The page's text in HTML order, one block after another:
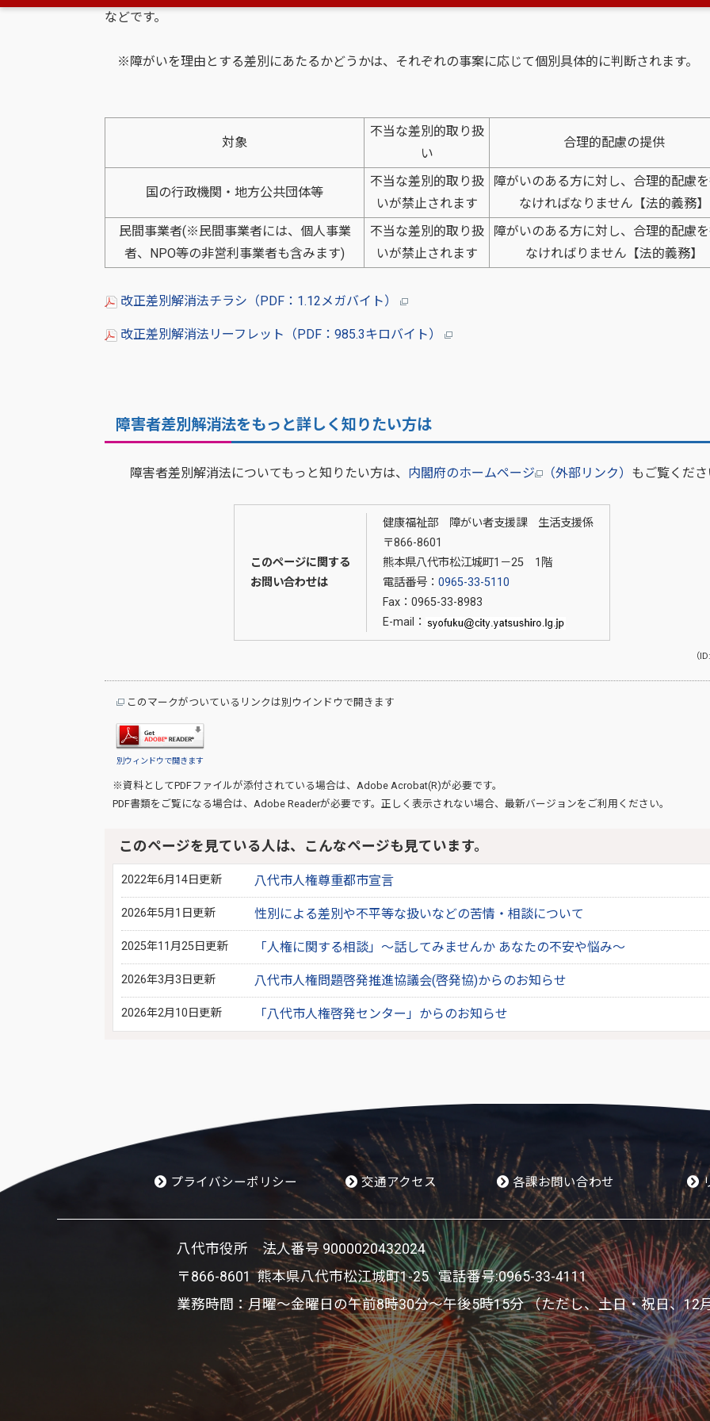
などです。
※障がいを理由とする差別にあたるかどうかは、それぞれの事案に応じて個別具体的に判断されます。
対象
不当な差別的取り扱
い
合理的配慮の提供
国の行政機関・地方公共団体等
不当な差別的取り扱
いが禁止されます
障がいのある方に対し、合理的配慮
なければなりません【法的義務】
民間事業者(※民間事業者には、個人事業
者、NPO等の非営利事業者も含みます)
不当な差別的取り扱
いが禁止されます
障がいのある方に対し、合理的配慮
なければりません【法的義務】
改正差別解消法チラシ（PDF：1.12メガバイト）
改正差別解消法リーフレット（PDF：985.3キロバイト）
障害者差別解消法をもっと詳しく知りたい方は
障害者差別解消法についてもっと知りたい方は、 内閣府のホームページ （外部リンク） もご覧くださ
このページに関する
お問い合わせは
健康福祉部 障がい者支援課 生活支援係
〒866-8601
熊本県八代市松江城町1－25 1階
電話番号： 0965-33-5110
Fax：0965-33-8983
E-mail：
（
このマークがついているリンクは別ウインドウで開きます
別ウィンドウで開きます
※資料としてPDFファイルが添付されている場合は、 Adobe Acrobat(R)が必要です。
PDF書類をご覧になる場合は、 Adobe Readerが必要です。正しく表示されない場合、最新バージョンをご利用ください。
このページを見ている人は、こんなページも見ています。
2022年6月14日更新 八代市人権尊重都市宣言
2026年5月1日更新 性別による差別や不平等な扱いなどの苦情・相談について
2025年11月25日更新 「人権に関する相談」～話してみませんか あなたの不安や悩み～
2026年3月3日更新 八代市人権問題啓発推進協議会(啓発協)からのお知らせ
2026年2月10日更新 「八代市人権啓発センター」からのお知らせ
プライバシーポリシー 交通アクセス 各課お問い合わせ
八代市役所 法人番号 9000020432024
〒866-8601 熊本県八代市松江城町1-25 電話番号:0965-33-4111
業務時間：月曜～金曜日の午前8時30分～午後5時15分 （ただし、土日・祝日、12